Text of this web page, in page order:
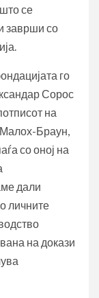
се
заврши со
го
Сорос
на
Браун,
со оној на
дали
личните
на докази